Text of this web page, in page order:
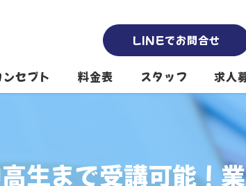
LINEでお問合せ
ンセプト 料金表 スタッフ
南公園本校スタッフ
求人
生まで受講可能！